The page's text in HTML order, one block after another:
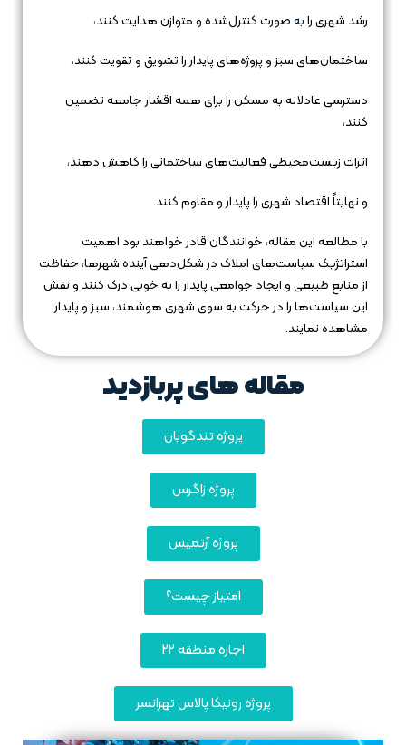
رشد شهری رابهصورت کنترل‌شده و متوازن هدایت کنند،
ساختمان‌های سبز و پروژه‌های پایدار را تشویق و تقویت کنند،
دسترسی عادلانه به مسکن را برای همه اقشار جامعه تضمین
کنند،
اثرات زیست‌محیطی فعالیت‌های ساختمانی را کاهش دهند،
و نهایتاً اقتصاد شهری را پایدار و مقاوم کنند.
با مطالعه این مقاله، خوانندگان قادر خواهند بود اهمیت
استراتژیک سیاست‌های املاک در شکل‌دهی آینده شهرها، حفاظت
از منابع طبیعی و ایجاد جوامعی پایدار را به خوبی درک کنند و نقش
این سیاست‌ها را در حرکت به سوی شهری هوشمند، سبز و پایدار
مشاهده نمایند.
مقاله های پربازدید
پروژه تندگویان
پروژه زاگرس
پروژه آرتمیس
امتیاز چیست؟
اجاره منطقه 22
پروژه رونیکا پالاس تهرانسر